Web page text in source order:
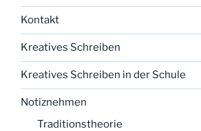
Kontakt
Kreatives Schreiben
Kreatives Schreiben in der Schule
Notiznehmen
Traditionstheorie